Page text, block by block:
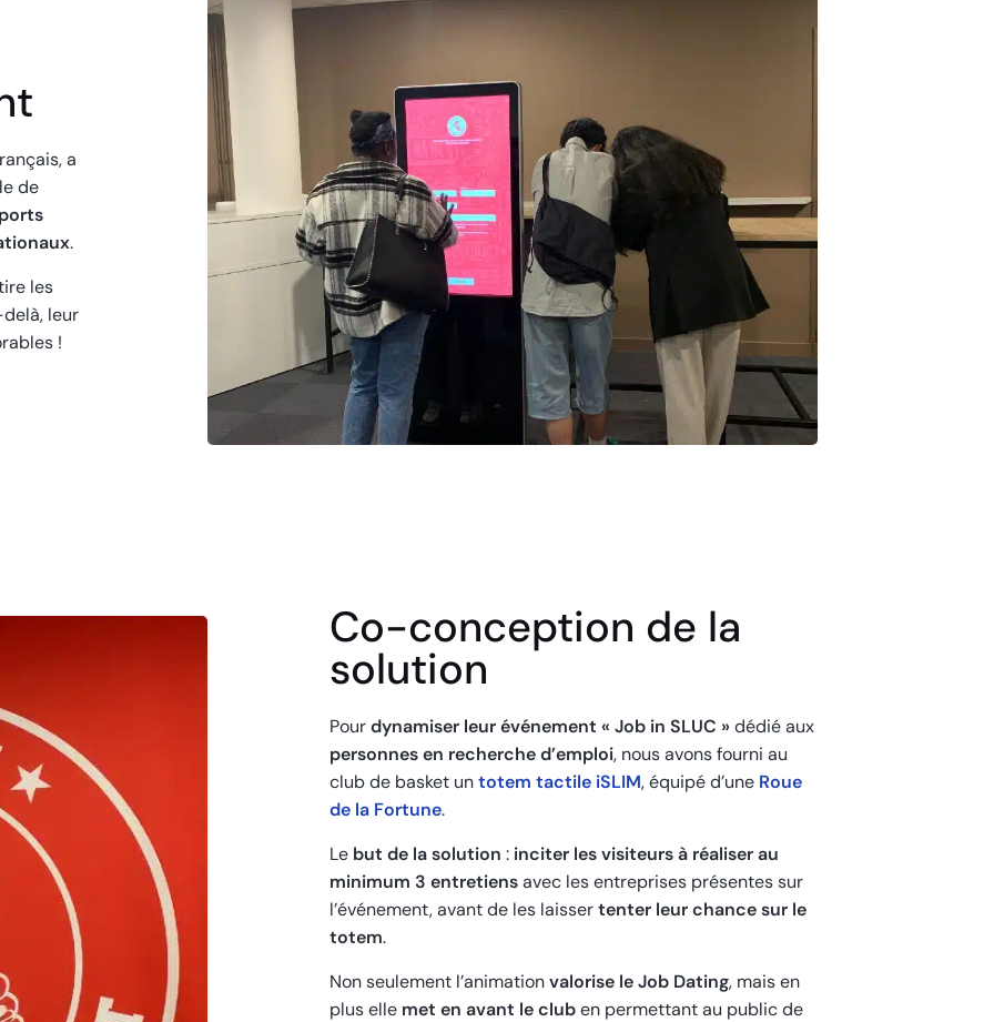
a
de
.
les
leur
!
Co-conception de la
solution
Pourdynamiser leur événement « Job in SLUC » dédié aux
personnes en recherche d’emploi, nous avons fourni au
club de basket untotem tactile iSLIM, équipé d’une Roue
de la Fortune.
Le but de la solution : inciter les visiteurs à réaliser au
minimum 3 entretiensavec les entreprises présentes sur
l’événement, avant de les laissertenter leur chance sur le
totem.
Non seulement l’animationvalorise le Job Dating, mais en
plus elle met en avant le cluben permettant au public de